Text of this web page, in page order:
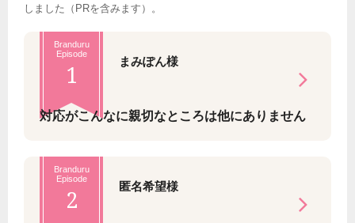
しました（PRを含みます）。
Branduru
Episode
1 まみぽん様
対応がこんなに親切なところは他にありません
Branduru
Episode
2 匿名希望様